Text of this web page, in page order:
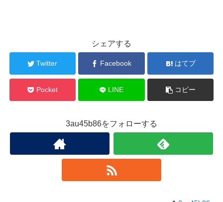
シェアする
Twitter Facebook はてブ
Pocket LINE コピー
3au45b86をフォローする